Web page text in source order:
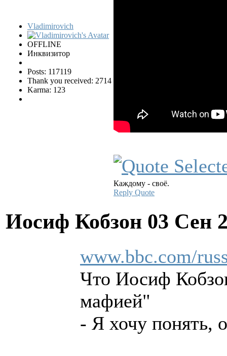
Vladimirovich
OFFLINE
Инквизитор
Posts: 117119
Thank you received: 2714
Karma: 123
Каждому - своё.
Reply Quote
Иосиф Кобзон 03 Сен
www.bbc.com/
Что Иосиф
мафией"
- Я хочу понять,